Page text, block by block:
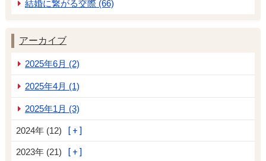
結婚に繋がる交際 (66)
アーカイブ
2025年6月 (2)
2025年4月 (1)
2025年1月 (3)
2024年 (12)
2023年 (21)